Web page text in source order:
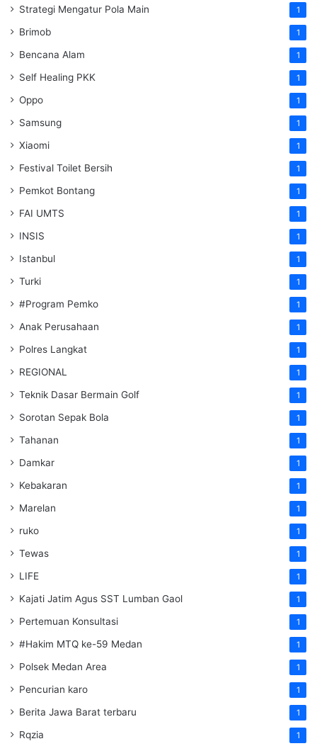
Strategi Mengatur Pola Main 1
Brimob 1
Bencana Alam 1
Self Healing PKK 1
Oppo 1
Samsung 1
Xiaomi 1
Festival Toilet Bersih 1
Pemkot Bontang 1
FAI UMTS 1
INSIS 1
Istanbul 1
Turki 1
#Program Pemko 1
Anak Perusahaan 1
Polres Langkat 1
REGIONAL 1
Teknik Dasar Bermain Golf 1
Sorotan Sepak Bola 1
Tahanan 1
Damkar 1
Kebakaran 1
Marelan 1
ruko 1
Tewas 1
LIFE 1
Kajati Jatim Agus SST Lumban Gaol 1
Pertemuan Konsultasi 1
#Hakim MTQ ke-59 Medan 1
Polsek Medan Area 1
Pencurian karo 1
Berita Jawa Barat terbaru 1
Rqzia 1